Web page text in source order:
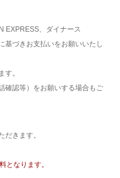
EXPRESS、ダイナース
基づきお支払いをお願いいたし
す。
確認等）をお願いする場合もご
だきます。
となります。